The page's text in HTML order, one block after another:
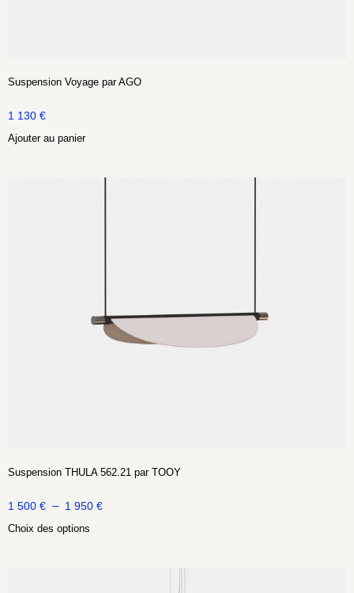
Suspension Voyage par AGO
1 130 €
Ajouter au panier
Suspension THULA 562.21 par TOOY
1 500 € – 1 950 €
Choix des options